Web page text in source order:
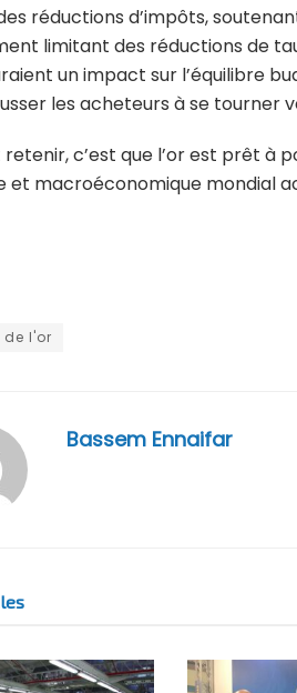
réductions d’impôts,
limitant des réductions de
un impact sur l’équilibre
les acheteurs à se tourner
retenir, c’est que l’or est prêt à
et macroéconomique mondial
de l'or
Bassem Ennaifar